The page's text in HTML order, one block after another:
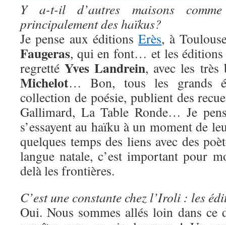
Y a-t-il d’autres maisons
principalement des haïkus?
Je pense aux éditionsErès, à
Faugeras, qui en font… et les
regrettéYves Landrein, avec les
Michelot… Bon, tous les grands
collection de poésie, publient des
Gallimard, La Table Ronde… Je
s’essayent au haïku à un moment de
quelques temps des liens avec des
langue natale, c’est important pour
delà les frontières.
C’est une constante chez l’Iroli : les
Oui. Nous sommes allés loin dans ce